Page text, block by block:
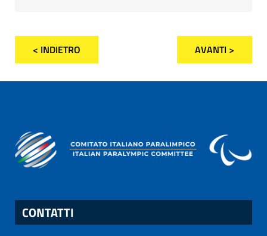
< INDIETRO AVANTI >
CONTATTI